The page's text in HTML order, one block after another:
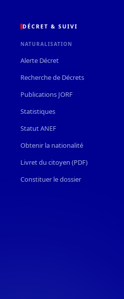
DÉCRET & SUIVI
NATURALISATION
Alerte Décret
Recherche de Décrets
Publications JORF
Statistiques
Statut ANEF
Obtenir la nationalité
Livret du citoyen (PDF)
Constituer le dossier